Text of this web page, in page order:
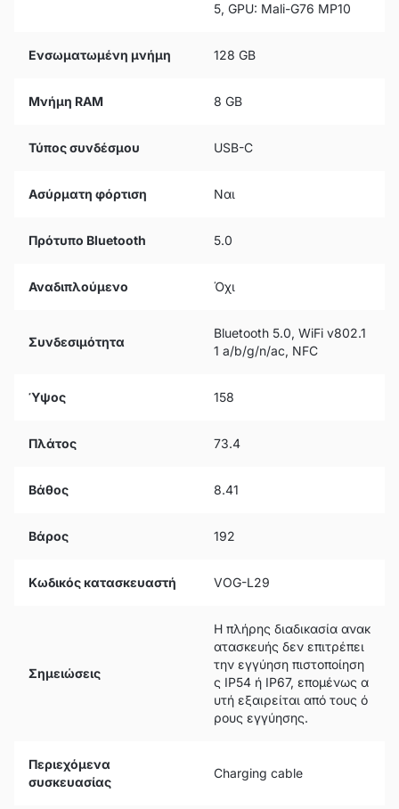
5, GPU: Mali-G76 MP10
Ενσωματωμένη μνήμη 128 GB
Μνήμη RAM 8 GB
Τύπος συνδέσμου USB-C
Ασύρματη φόρτιση Ναι
Πρότυπο Bluetooth 5.0
Αναδιπλούμενο Όχι
Συνδεσιμότητα
Bluetooth 5.0, WiFi v802.1
1 a/b/g/n/ac, NFC
Ύψος 158
Πλάτος 73.4
Βάθος 8.41
Βάρος 192
Κωδικός κατασκευαστή VOG-L29
Σημειώσεις
Η πλήρης διαδικασία ανακ
ατασκευής δεν επιτρέπει
την εγγύηση πιστοποίηση
ς IP54 ή IP67, επομένως α
υτή εξαιρείται από τους ό
ρους εγγύησης.
Περιεχόμενα
συσκευασίας
Charging cable